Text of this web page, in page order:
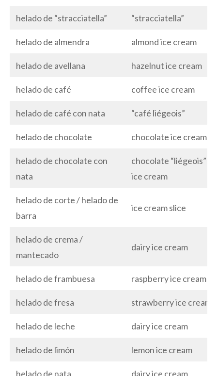
helado de “stracciatella” “stracciatella”
helado de almendra almond ice cream
helado de avellana hazelnut ice cream
helado de café coffee ice cream
helado de café con nata “café liégeois”
helado de chocolate chocolate ice cream
helado de chocolate con
nata
chocolate “liégeois”
ice cream
helado de corte / helado de
barra
ice cream slice
helado de crema /
mantecado
dairy ice cream
helado de frambuesa raspberry ice cream
helado de fresa strawberry ice cream
helado de leche dairy ice cream
helado de limón lemon ice cream
helado de nata dairy ice cream